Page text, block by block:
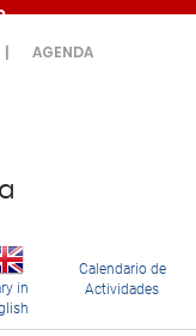
AGENDA
in
Calendario de
Actividades